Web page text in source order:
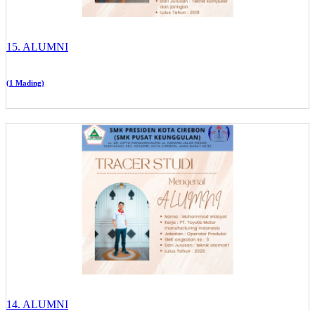
15. ALUMNI
(1 Mading)
14. ALUMNI